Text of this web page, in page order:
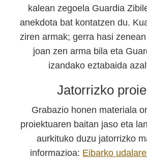
kalean zegoela Guardia
anekdota bat kontatzen du.
ziren armak; gerra hasi
joan zen arma bila eta
izandako eztabaida
Jatorrizko
Grabazio honen materiala
proiektuaren baitan jaso eta
aurkituko duzu jatorrizko
informazioa: Eibarko